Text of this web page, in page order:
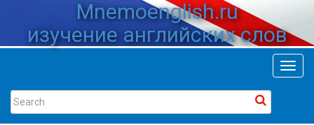
Mnemoenglish.ru
изучение английских слов